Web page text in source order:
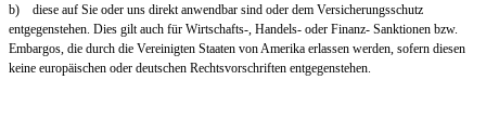
b) diese auf Sie oder uns direkt anwendbar sind oder dem Versicherungsschutz
entgegenstehen. Dies gilt auch für Wirtschafts-, Handels- oder Finanz- Sanktionen bzw.
Embargos, die durch die Vereinigten Staaten von Amerika erlassen werden, sofern diesen
keine europäischen oder deutschen Rechtsvorschriften entgegenstehen.